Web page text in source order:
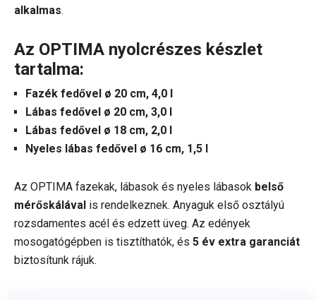
alkalmas.
Az OPTIMA nyolcrészes készlet
tartalma:
Fazék fedővel ø 20 cm, 4,0 l
Lábas fedővel ø 20 cm, 3,0 l
Lábas fedővel ø 18 cm, 2,0 l
Nyeles lábas fedővel ø 16 cm, 1,5 l
Az OPTIMA fazekak, lábasok és nyeles lábasok belső
mérőskálával is rendelkeznek. Anyaguk első osztályú
rozsdamentes acél és edzett üveg. Az edények
mosogatógépben is tisztíthatók, és 5 év extra garanciát
biztosítunk rájuk.